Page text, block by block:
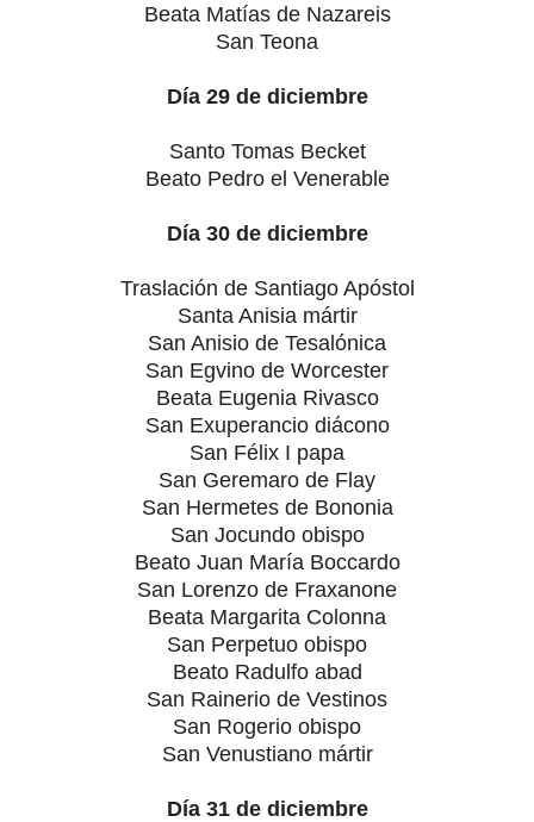
Beata Matías de Nazareis
San Teona
Día 29 de diciembre
Santo Tomas Becket
Beato Pedro el Venerable
Día 30 de diciembre
Traslación de Santiago Apóstol
Santa Anisia mártir
San Anisio de Tesalónica
San Egvino de Worcester
Beata Eugenia Rivasco
San Exuperancio diácono
San Félix I papa
San Geremaro de Flay
San Hermetes de Bononia
San Jocundo obispo
Beato Juan María Boccardo
San Lorenzo de Fraxanone
Beata Margarita Colonna
San Perpetuo obispo
Beato Radulfo abad
San Rainerio de Vestinos
San Rogerio obispo
San Venustiano mártir
Día 31 de diciembre